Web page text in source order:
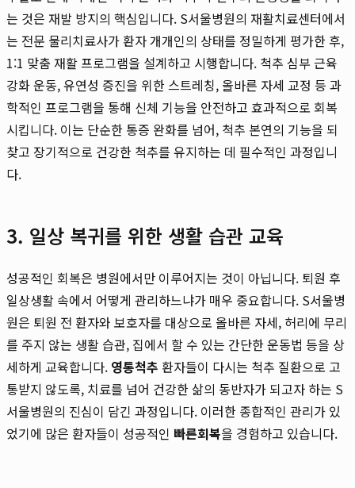
는 것은 재발 방지의 핵심입니다. S서울병원의 재활치료센터에서
는 전문 물리치료사가 환자 개개인의 상태를 정밀하게 평가한 후,
1:1 맞춤 재활 프로그램을 설계하고 시행합니다. 척추 심부 근육
강화 운동, 유연성 증진을 위한 스트레칭, 올바른 자세 교정 등 과
학적인 프로그램을 통해 신체 기능을 안전하고 효과적으로 회복
시킵니다. 이는 단순한 통증 완화를 넘어, 척추 본연의 기능을 되
찾고 장기적으로 건강한 척추를 유지하는 데 필수적인 과정입니
다.
3. 일상 복귀를 위한 생활 습관 교육
성공적인 회복은 병원에서만 이루어지는 것이 아닙니다. 퇴원 후
일상생활 속에서 어떻게 관리하느냐가 매우 중요합니다. S서울병
원은 퇴원 전 환자와 보호자를 대상으로 올바른 자세, 허리에 무리
를 주지 않는 생활 습관, 집에서 할 수 있는 간단한 운동법 등을 상
세하게 교육합니다. 영통척추 환자들이 다시는 척추 질환으로 고
통받지 않도록, 치료를 넘어 건강한 삶의 동반자가 되고자 하는 S
서울병원의 진심이 담긴 과정입니다. 이러한 종합적인 관리가 있
었기에 많은 환자들이 성공적인 빠른회복을 경험하고 있습니다.